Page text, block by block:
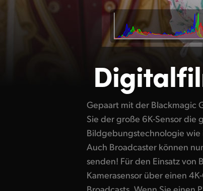
Gepaart mit der Blackmagic
Sie der große 6K-Sensor die
Bildgebungstechnologie wie
Auch Broadcaster können
senden! Für den Einsatz
Kamerasensor über einen
solches Objektiv
volle 6K-Auflösung aus dem Sensor
Blendenstufen
Schwarz- und hellere
Farbkorrektur. Für